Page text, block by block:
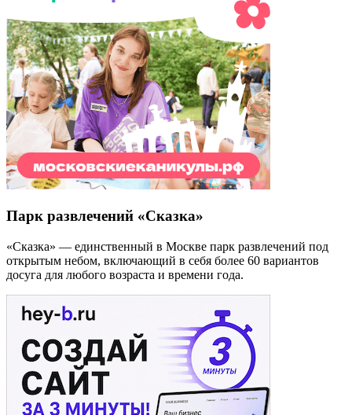
Парк развлечений «Сказка»
«Сказка» — единственный в Москве парк развлечений под
открытым небом, включающий в себя более 60 вариантов
досуга для любого возраста и времени года.